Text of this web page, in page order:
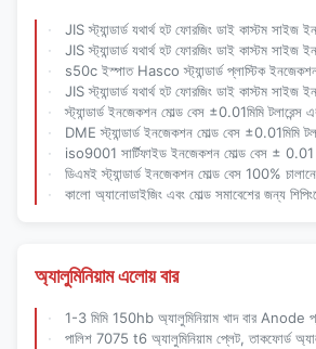
JIS স্ট্যান্ডার্ড যথার্থ হট ফোরজিং ডাই কাস্টম সাইজ
JIS স্ট্যান্ডার্ড যথার্থ হট ফোরজিং ডাই কাস্টম সাইজ
s50c ইস্পাত Hasco স্ট্যান্ডার্ড প্লাস্টিক ইনজেকশন ছাঁচ
JIS স্ট্যান্ডার্ড যথার্থ হট ফোরজিং ডাই কাস্টম সাইজ
স্ট্যান্ডার্ড ইনজেকশন মোল্ড বেস ±0.01মিমি টলারেন্স এবং ডিএমই স্ট্যান্ডার্ড
DME স্ট্যান্ডার্ড ইনজেকশন মোল্ড বেস ±0.01মিমি টলারেন্স এবং অ্যানোডাইজড ব্ল্যাক সারফেস
iso9001 সার্টিফাইড ইনজেকশন মোল্ড বেস ± 0.01 মিমি সহনশীলতা এবং যথার্থ
ডিএমই স্ট্যান্ডার্ড ইনজেকশন মোল্ড বেস 100% চালানের আগে পরিদর্শন এবং ± 0.01 মিমি
কালো অ্যানোডাইজিং এবং মোল্ড সমাবেশের জন্য শিপিংয়ের আগে 100 শতাংশ
অ্যালুমিনিয়াম এলোয় বার
1-3 মিমি 150hb অ্যালুমিনিয়াম খাদ বার Anode
পালিশ 7075 t6 অ্যালুমিনিয়াম প্লেট, তাকফোর্ড